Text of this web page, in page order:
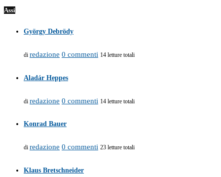
Assi
György Debrödy
di redazione 0 commenti 14 letture totali
Aladár Heppes
di redazione 0 commenti 14 letture totali
Konrad Bauer
di redazione 0 commenti 23 letture totali
Klaus Bretschneider